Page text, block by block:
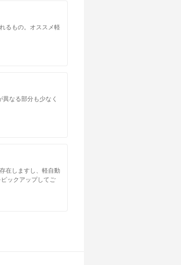
るもの。オススメ軽
なる部分も少なく
在しますし、軽自動
ックアップしてご